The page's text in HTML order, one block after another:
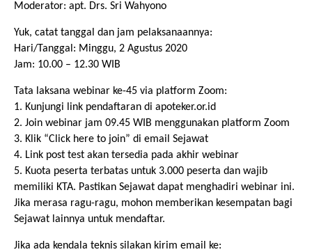
Moderator: apt. Drs. Sri Wahyono
Yuk, catat tanggal dan jam pelaksanaannya:
Hari/Tanggal: Minggu, 2 Agustus 2020
Jam: 10.00 – 12.30 WIB
Tata laksana webinar ke-45 via platform Zoom:
1. Kunjungi link pendaftaran di apoteker.or.id
2. Join webinar jam 09.45 WIB menggunakan platform Zoom
3. Klik “Click here to join” di email Sejawat
4. Link post test akan tersedia pada akhir webinar
5. Kuota peserta terbatas untuk 3.000 peserta dan wajib
memiliki KTA. Pastikan Sejawat dapat menghadiri webinar ini.
Jika merasa ragu-ragu, mohon memberikan kesempatan bagi
Sejawat lainnya untuk mendaftar.
Jika ada kendala teknis silakan kirim email ke: